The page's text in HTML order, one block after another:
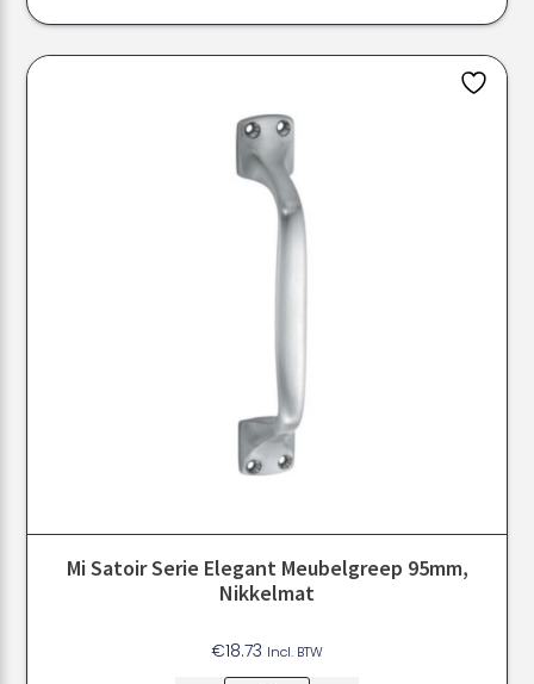
Mi Satoir Serie Elegant Meubelgreep 95mm,
Nikkelmat
€18.73 Incl. BTW